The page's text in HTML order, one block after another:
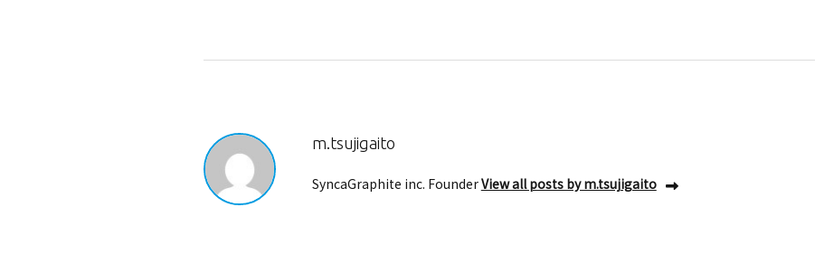
m.tsujigaito
SyncaGraphite inc. FounderView all posts by m.tsujigaito